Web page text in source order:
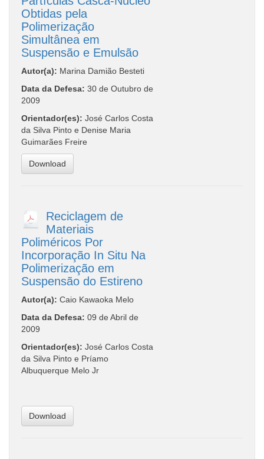
Obtidas pela
Polimerização
Simultânea em
Suspensão e Emulsão
Autor(a): Marina Damião Besteti
Data da Defesa: 30 de Outubro de
2009
Orientador(es): José Carlos Costa
da Silva Pinto e Denise Maria
Guimarães Freire
Download
Reciclagem de
Materiais
Poliméricos Por
Incorporação In Situ Na
Polimerização em
Suspensão do Estireno
Autor(a): Caio Kawaoka Melo
Data da Defesa: 09 de Abril de
2009
Orientador(es): José Carlos Costa
da Silva Pinto e Príamo
Albuquerque Melo Jr
Download